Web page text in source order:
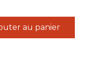
au panier